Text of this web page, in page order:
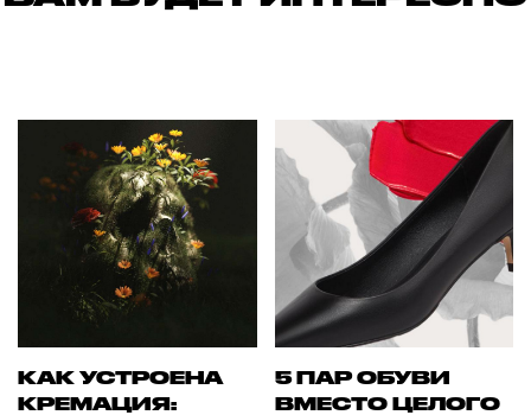
КАК УСТРОЕНА
КРЕМАЦИЯ:
5 ПАР ОБУВИ
ВМЕСТО ЦЕЛОГО